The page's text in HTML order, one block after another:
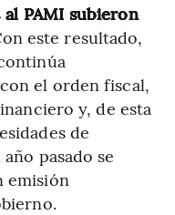
PAMI subieron
este resultado,
el orden fiscal,
y, de esta
de
pasado se
emisión